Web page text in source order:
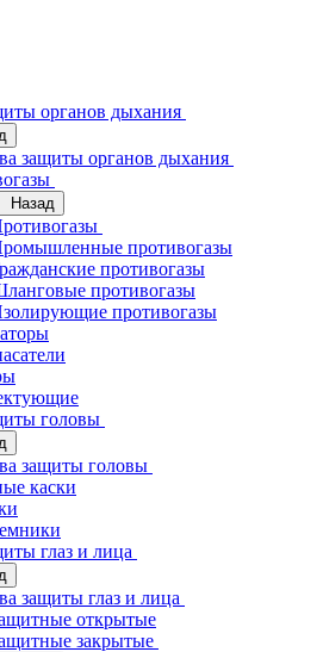
органов дыхания
защиты органов дыхания
Назад
противогазы
противогазы
противогазы
противогазы
головы
защиты головы
каски
глаз и лица
защиты глаз и лица
открытые
закрытые